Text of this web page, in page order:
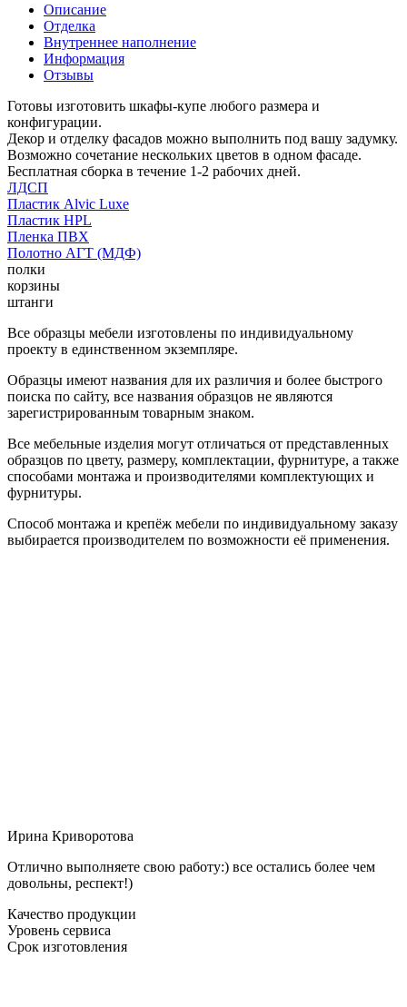
Описание
Отделка
Внутреннее наполнение
Информация
Отзывы
Готовы изготовить шкафы-купе любого размера и
конфигурации.
Декор и отделку фасадов можно выполнить под вашу задумку.
Возможно сочетание нескольких цветов в одном фасаде.
Бесплатная сборка в течение 1-2 рабочих дней.
ЛДСП
Пластик Alvic Luxe
Пластик HPL
Пленка ПВХ
Полотно АГТ (МДФ)
полки
корзины
штанги
Все образцы мебели изготовлены по индивидуальному
проекту в единственном экземпляре.
Образцы имеют названия для их различия и более быстрого
поиска по сайту, все названия образцов не являются
зарегистрированным товарным знаком.
Все мебельные изделия могут отличаться от представленных
образцов по цвету, размеру, комплектации, фурнитуре, а также
способами монтажа и производителями комплектующих и
фурнитуры.
Способ монтажа и крепёж мебели по индивидуальному заказу
выбирается производителем по возможности её применения.
Ирина Криворотова
Отлично выполняете свою работу:) все остались более чем
довольны, респект!)
Качество продукции
Уровень сервиса
Срок изготовления